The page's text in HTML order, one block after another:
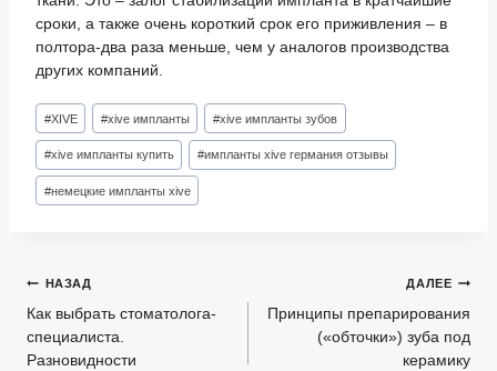
сроки, а также очень короткий срок его приживления – в
полтора-два раза меньше, чем у аналогов производства
других компаний.
Метки
записи:
#XIVE #xive импланты #xive импланты зубов
#xive импланты купить #импланты xive германия отзывы
#немецкие импланты xive
Навигация
по
записям
НАЗАД
Как выбрать стоматолога-
специалиста.
Разновидности
ДАЛЕЕ
Принципы препарирования
(«обточки») зуба под
керамику